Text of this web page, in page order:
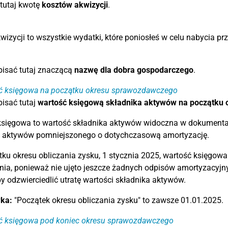
kwotę kosztów akwizycji.
to wszystkie wydatki, które poniosłeś w celu nabycia
tutaj znaczącą nazwę dla dobra gospodarczego.
księgowa na początku okresu sprawozdawczego
tutaj wartość księgową składnika aktywów na początku
to wartość składnika aktywów widoczna w
aktywów pomniejszonego o dotychczasową amortyzację.
okresu obliczania zysku, 1 stycznia 2025, wartość
ponieważ nie ujęto jeszcze żadnych odpisów
odzwierciedlić utratę wartości składnika aktywów.
"Początek okresu obliczania zysku" to zawsze 01.01.2025.
księgowa pod koniec okresu sprawozdawczego